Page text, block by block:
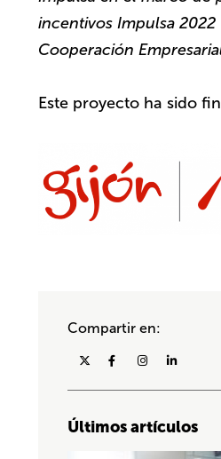
incentivos Impulsa 2022
Cooperación
Este proyecto ha sido
Compartir en:
Últimos artículos